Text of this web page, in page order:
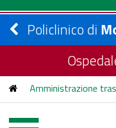
Policlinico di
Amministrazione